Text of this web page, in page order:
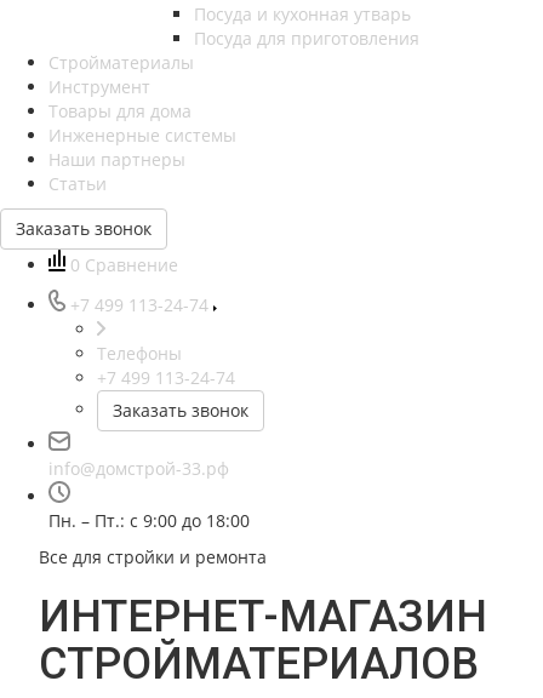
Посуда и кухонная утварь
Посуда для приготовления
Стройматериалы
Инструмент
Товары для дома
Инженерные системы
Наши партнеры
Статьи
Заказать звонок
0 Сравнение
+7 499 113-24-74
Телефоны
+7 499 113-24-74
Заказать звонок
info@домстрой-33.рф
Пн. – Пт.: с 9:00 до 18:00
Все для стройки и ремонта
ИНТЕРНЕТ-МАГАЗИН
СТРОЙМАТЕРИАЛОВ